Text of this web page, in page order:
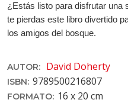
¿Estás listo para disfrutar una
te pierdas este libro divertido
los amigos del bosque.
AUTOR: David Doherty
ISBN: 9789500216807
FORMATO: 16 x 20 cm